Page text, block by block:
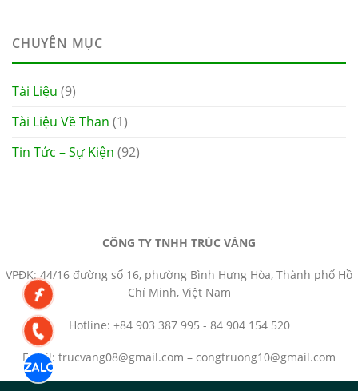
CHUYÊN MỤC
Tài Liệu (9)
Tài Liệu Về Than (1)
Tin Tức – Sự Kiện (92)
CÔNG TY TNHH TRÚC VÀNG
VPĐK: 44/16 đường số 16, phường Bình Hưng Hòa, Thành phố Hồ
Chí Minh, Việt Nam
Hotline: +84 903 387 995 - 84 904 154 520
Email: trucvang08@gmail.com – congtruong10@gmail.com